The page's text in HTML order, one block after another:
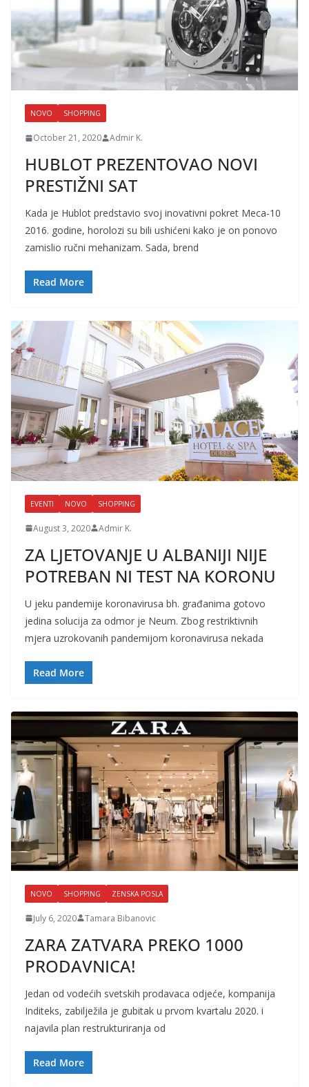
NOVO SHOPPING
October 21, 2020 Admir K.
HUBLOT PREZENTOVAO NOVI
PRESTIŽNI SAT
Kada je Hublot predstavio svoj inovativni pokret Meca-10
2016. godine, horolozi su bili ushićeni kako je on ponovo
zamislio ručni mehanizam. Sada, brend
Read More
EVENTI NOVO SHOPPING
August 3, 2020 Admir K.
ZA LJETOVANJE U ALBANIJI NIJE
POTREBAN NI TEST NA KORONU
U jeku pandemije koronavirusa bh. građanima gotovo
jedina solucija za odmor je Neum. Zbog restriktivnih
mjera uzrokovanih pandemijom koronavirusa nekada
Read More
NOVO SHOPPING ZENSKA POSLA
July 6, 2020 Tamara Bibanovic
ZARA ZATVARA PREKO 1000
PRODAVNICA!
Jedan od vodećih svetskih prodavaca odjeće, kompanija
Inditeks, zabilježila je gubitak u prvom kvartalu 2020. i
najavila plan restrukturiranja od
Read More